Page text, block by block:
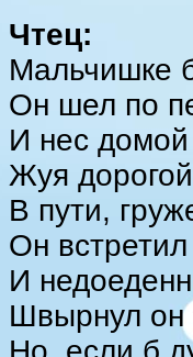
Чтец:
Мальчишке
Он шел по
И нес домой
Жуя дорогой
В пути,
Он встретил
И
Швырнул он